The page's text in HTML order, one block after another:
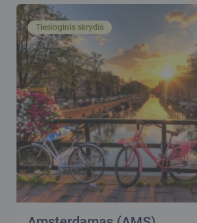
Tiesioginis skrydis